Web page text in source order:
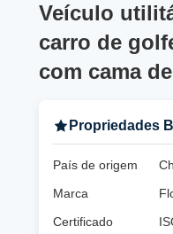
Veículo
carro de
com cama
Propriedades
País de origem
Marca
Certificado